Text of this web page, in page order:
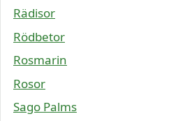
Rädisor
Rödbetor
Rosmarin
Rosor
Sago Palms